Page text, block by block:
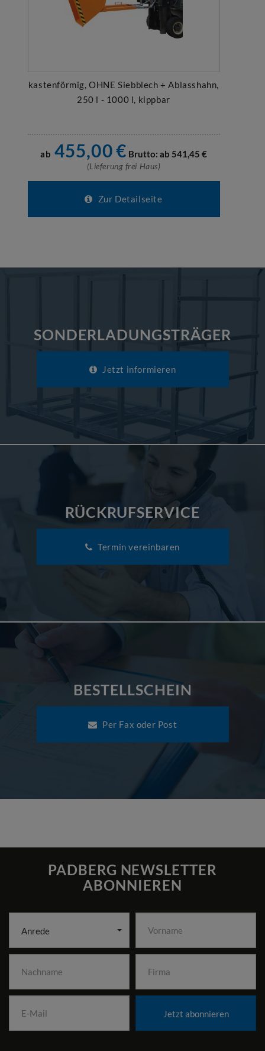
kastenförmig, OHNE Siebblech + Ablasshahn,
250 l - 1000 l, kippbar
ab 455,00€ Brutto: ab 541,45 €
(Lieferung frei Haus)
Zur Detailseite
SONDERLADUNGSTRÄGER
Jetzt informieren
RÜCKRUFSERVICE
Termin vereinbaren
BESTELLSCHEIN
Per Fax oder Post
PADBERG NEWSLETTER
ABONNIEREN
Anrede
Jetzt abonnieren